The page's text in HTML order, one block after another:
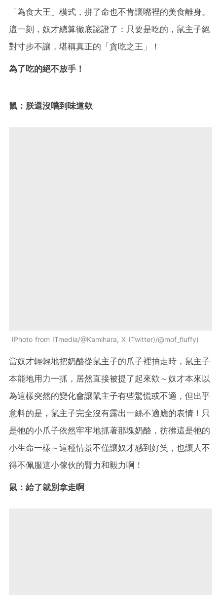
「為食大王」模式，拼了命也不肯讓嘴裡的美食離身。
這一刻，奴才總算徹底認證了：只要是吃的，鼠主子絕
對寸步不讓，堪稱真正的「貪吃之王」！
為了吃的絕不放手！
鼠：朕還沒嚐到味道欸
Photo from ITmedia/@Kamihara, X (Twitter)/@mof_fluffy
當奴才輕輕地把奶酪從鼠主子的爪子裡抽走時，鼠主子
本能地用力一抓，居然直接被提了起來欸～奴才本來以
為這樣突然的變化會讓鼠主子有些驚慌或不適，但出乎
意料的是，鼠主子完全沒有露出一絲不適應的表情！只
是牠的小爪子依然牢牢地抓著那塊奶酪，彷彿這是牠的
小生命一樣～這種情景不僅讓奴才感到好笑，也讓人不
得不佩服這小傢伙的臂力和毅力啊！
鼠：給了就別拿走啊